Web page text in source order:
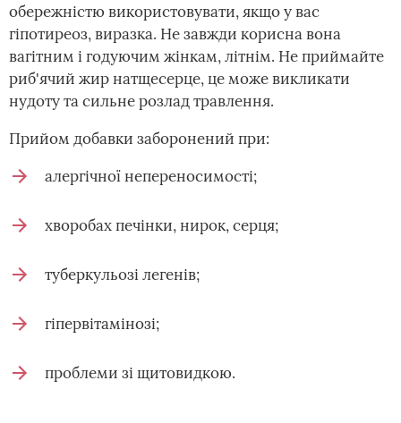
обережністю використовувати, якщо у вас
гіпотиреоз, виразка. Не завжди корисна вона
вагітним і годуючим жінкам, літнім. Не приймайте
риб'ячий жир натщесерце, це може викликати
нудоту та сильне розлад травлення.
Прийом добавки заборонений при:
алергічної непереносимості;
хворобах печінки, нирок, серця;
туберкульозі легенів;
гіпервітамінозі;
проблеми зі щитовидкою.